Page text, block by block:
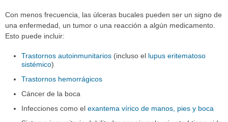
Con menos frecuencia, las úlceras bucales pueden ser un signo de
una enfermedad, un tumor o una reacción a algún medicamento.
Esto puede incluir:
Trastornos autoinmunitarios (incluso el lupus eritematoso
sistémico)
Trastornos hemorrágicos
Cáncer de la boca
Infecciones como elexantema vírico de manos, pies y boca